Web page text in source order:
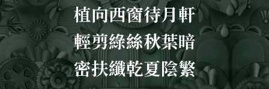
植向西窗待月軒
輕剪綠絲秋葉暗
密扶纖乾夏陰繁